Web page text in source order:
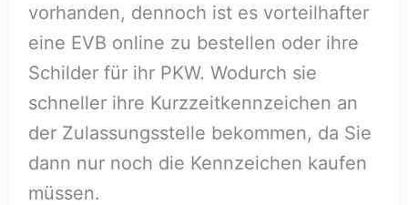
vorhanden, dennoch ist es vorteilhafter
eine EVB online zu bestellen oder ihre
Schilder für ihr PKW. Wodurch sie
schneller ihre Kurzzeitkennzeichen an
der Zulassungsstelle bekommen, da Sie
dann nur noch die Kennzeichen kaufen
müssen.